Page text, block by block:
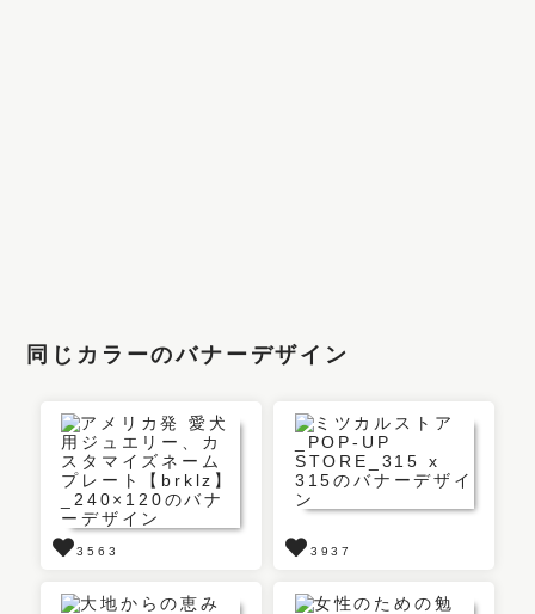
同じカラーのバナーデザイン
3563 3937